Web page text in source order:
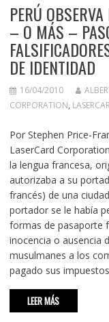
PERÚ
– O MÁS –
DE IDENTIDAD
16/04/2010
CORPORATION,
Por Stephen Price-
LaserCard
la lengua francesa,
autorizaba a su
francés) de una
portador se le había
formas de pasaporte
inocencia o ausencia
musulmanes a los
pagado sus
LEER MÁS